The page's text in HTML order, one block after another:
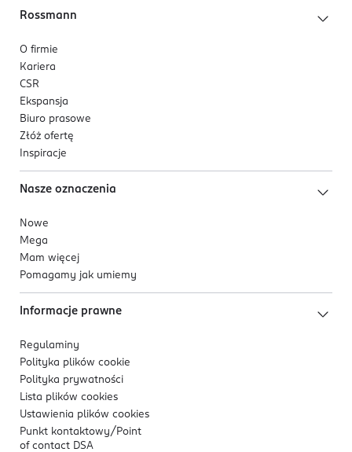
Rossmann
O firmie
Kariera
CSR
Ekspansja
Biuro prasowe
Złóż ofertę
Inspiracje
Nasze oznaczenia
Nowe
Mega
Mam więcej
Pomagamy jak umiemy
Informacje prawne
Regulaminy
Polityka plików cookie
Polityka prywatności
Lista plików cookies
Ustawienia plików cookies
Punkt kontaktowy/ Point
of contact DSA